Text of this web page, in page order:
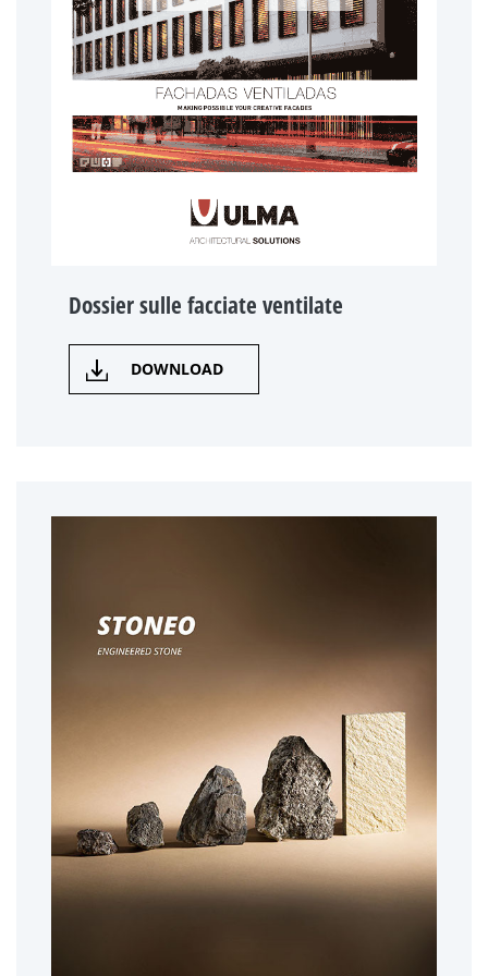
Dossier sulle facciate ventilate
DOWNLOAD